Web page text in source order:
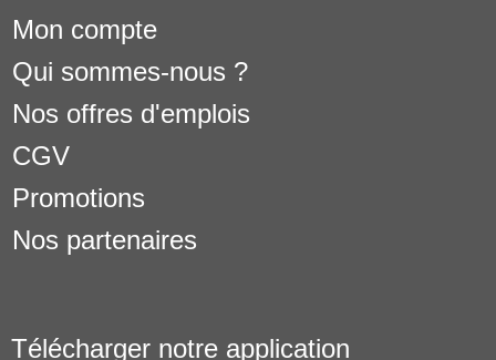
Mon compte
Qui sommes-nous ?
Nos offres d'emplois
CGV
Promotions
Nos partenaires
Télécharger notre application